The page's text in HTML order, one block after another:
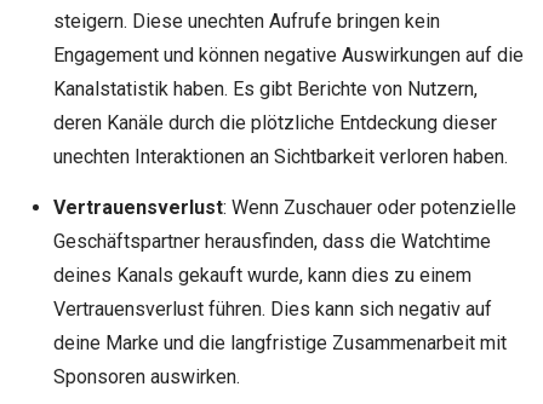
steigern. Diese unechten Aufrufe bringen kein
Engagement und können negative Auswirkungen auf die
Kanalstatistik haben. Es gibt Berichte von Nutzern,
deren Kanäle durch die plötzliche Entdeckung dieser
unechten Interaktionen an Sichtbarkeit verloren haben.
Vertrauensverlust: Wenn Zuschauer oder potenzielle
Geschäftspartner herausfinden, dass die Watchtime
deines Kanals gekauft wurde, kann dies zu einem
Vertrauensverlust führen. Dies kann sich negativ auf
deine Marke und die langfristige Zusammenarbeit mit
Sponsoren auswirken.